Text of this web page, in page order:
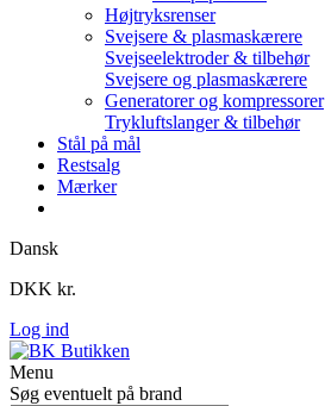
Højtryksrenser
Svejsere & plasmaskærere
Svejseelektroder & tilbehør
Svejsere og plasmaskærere
Generatorer og kompressorer
Trykluftslanger & tilbehør
Stål på mål
Restsalg
Mærker
Dansk
DKK kr.
Log ind
Menu
Søg eventuelt på brand